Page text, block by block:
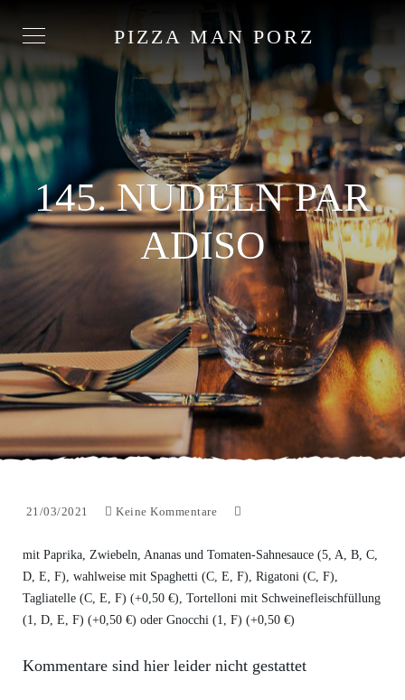
PIZZA MAN PORZ
145. NUDELN PAR
ADISO
21/03/2021 Keine Kommentare
mit Paprika, Zwiebeln, Ananas und Tomaten-Sahnesauce (5, A, B, C,
D, E, F), wahlweise mit Spaghetti (C, E, F), Rigatoni (C, F),
Tagliatelle (C, E, F) (+0,50 €), Tortelloni mit Schweinefleischfüllung
(1, D, E, F) (+0,50 €) oder Gnocchi (1, F) (+0,50 €)
Kommentare sind hier leider nicht gestattet